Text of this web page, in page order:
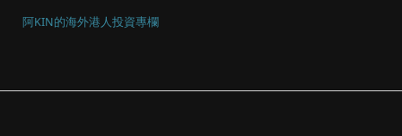
阿KIN的海外港人投資專欄